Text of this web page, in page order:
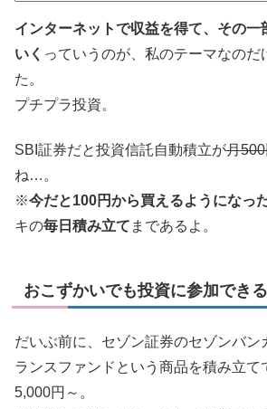
インターネットで収益を得て、その一
いく っていうのが、私のテーマなのだ
た。
プチプラ投資。
SBI証券だと投資信託自動積立が月
ね…。
※今だと100円から買えるようになっ
キの毎日積み立て まであるよ。
おこずかいでも投資に参加でき
だいぶ前に、セゾン証券のセゾンバン
ランスファンドという商品を積み立て
5,000円～。